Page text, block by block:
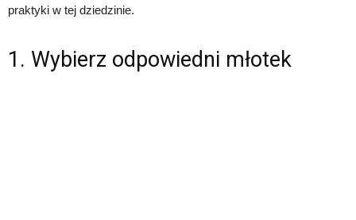
praktyki w tej dziedzinie.
1. Wybierz odpowiedni młotek